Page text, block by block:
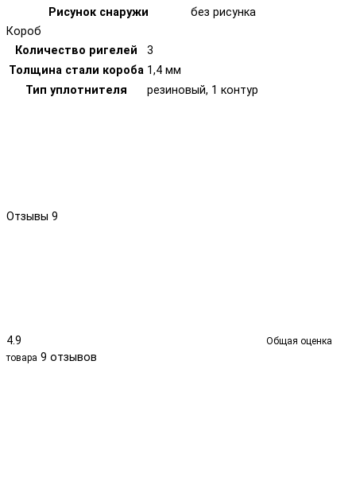
Рисунок снаружи
без рисунка
Короб
Количество ригелей
3
Толщина стали короба 1,4 мм
Тип уплотнителя
резиновый, 1 контур
Отзывы 9
4.9
Общая оценка
товара 9 отзывов